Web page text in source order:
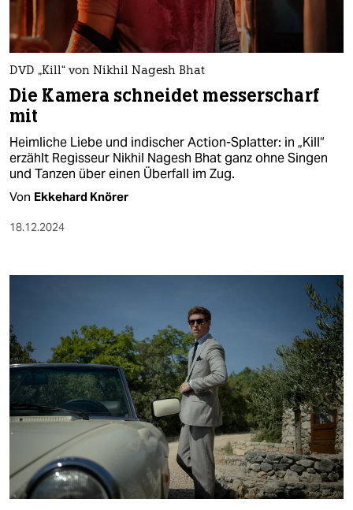
DVD „Kill“ von Nikhil Nagesh Bhat
Die Kamera schneidet messerscharf
mit
Heimliche Liebe und indischer Action-Splatter: in „Kill“
erzählt Regisseur Nikhil Nagesh Bhat ganz ohne Singen
und Tanzen über einen Überfall im Zug.
Von Ekkehard Knörer
18.12.2024